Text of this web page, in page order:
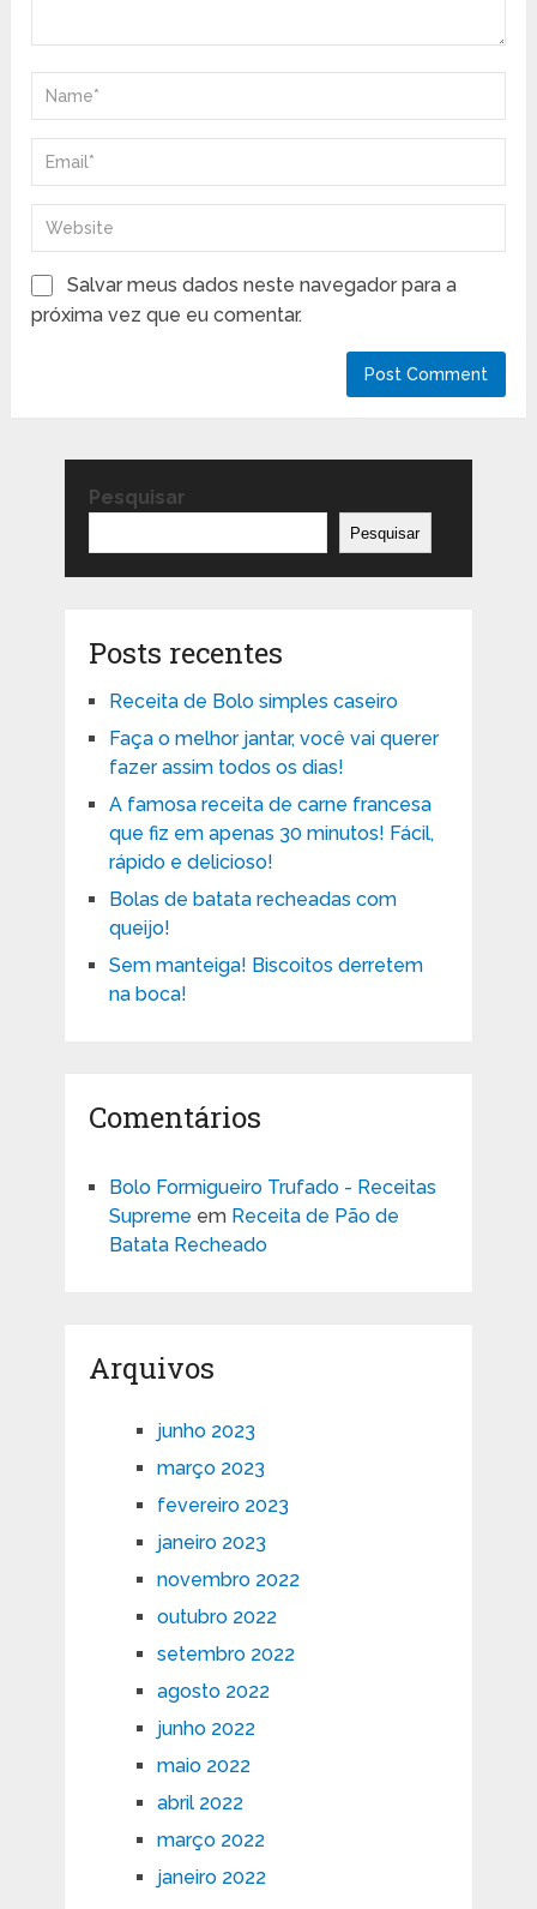
Salvar meus dados neste navegador para a
próxima vez que eu comentar.
Pesquisar
Pesquisar
Posts recentes
Receita de Bolo simples caseiro
Faça o melhor jantar, você vai querer
fazer assim todos os dias!
A famosa receita de carne francesa
que fiz em apenas 30 minutos! Fácil,
rápido e delicioso!
Bolas de batata recheadas com
queijo!
Sem manteiga! Biscoitos derretem
na boca!
Comentários
Bolo Formigueiro Trufado - Receitas
Supreme em Receita de Pão de
Batata Recheado
Arquivos
junho 2023
março 2023
fevereiro 2023
janeiro 2023
novembro 2022
outubro 2022
setembro 2022
agosto 2022
junho 2022
maio 2022
abril 2022
março 2022
janeiro 2022